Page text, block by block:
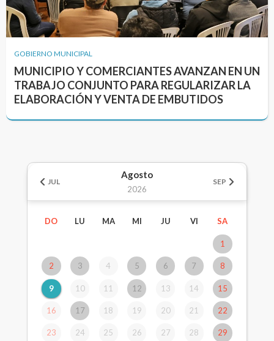
GOBIERNO MUNICIPAL
MUNICIPIO Y COMERCIANTES AVANZAN EN UN
TRABAJO CONJUNTO PARA REGULARIZAR LA
ELABORACIÓN Y VENTA DE EMBUTIDOS
JUL
Agosto
2026
SEP
DO LU MA MI JU VI SA
1
2 3 4 5 6 7 8
9 10 11 12 13 14 15
16 17 18 19 20 21 22
23 24 25 26 27 28 29